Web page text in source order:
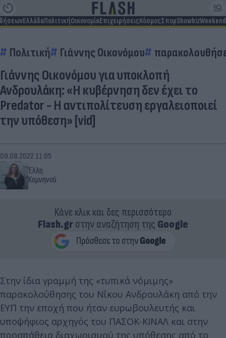
ΕλλάδαΠολιτικήΟικονομίαΕπιχειρήσειςΚόσμοςΣπορShowbizWeekend
Πολιτική Γιάννης Οικονόμου
Γιάννης Οικονόμου για υποκλοπή
Ανδρουλάκη: «Η κυβέρνηση δεν έχει το
Predator - Η αντιπολίτευση εργαλειοποιεί
την υπόθεση» [vid]
Έλλη
Κομνηνού
09.08.2022 11:05
Κάνε κλικ και δες περισσότερο
Flash.grστην αναζήτηση της Google
Στην ίδια γραμμή της «τυπικά νόμιμης»
παρακολούθησης του Νίκου Ανδρουλάκη από την
ΕΥΠ την εποχή που ήταν ευρωβουλευτής και
υποψήφιος αρχηγός του ΠΑΣΟΚ-ΚΙΝΑΛ και στην
προσπάθεια διαχωρισμού της υπόθεσης από το